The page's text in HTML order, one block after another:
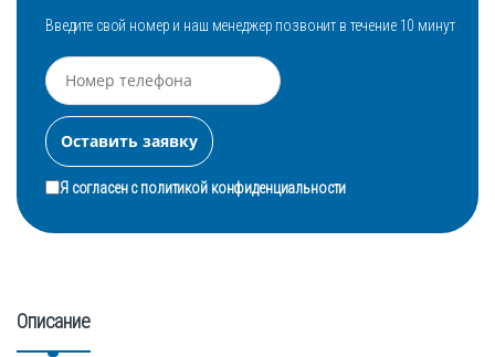
Введите свой номер и наш менеджер позвонит в течение 10 минут
Я согласен сполитикой конфиденциальности
Описание